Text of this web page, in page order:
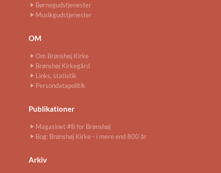
Børnegudstjenester
Musikgudstjenester
OM
Om Brønshøj Kirke
Brønshøj Kirkegård
Links, statistik
Persondatapolitik
Publikationer
Magasinet #B for Brønshøj
Bog: Brønshøj Kirke - i mere end 800 år
Arkiv